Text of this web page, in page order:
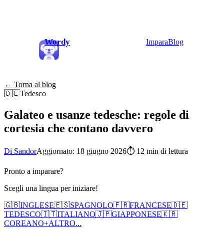
Wordy ImparaBlog
← Torna al blog
🇩🇪Tedesco
Galateo e usanze tedesche: regole di
cortesia che contano davvero
Di SandorAggiornato: 18 giugno 2026⏱ 12 min di lettura
Pronto a imparare?
Scegli una lingua per iniziare!
🇬🇧INGLESE🇪🇸SPAGNOLO🇫🇷FRANCESE🇩🇪
TEDESCO🇮🇹ITALIANO🇯🇵GIAPPONESE🇰🇷
COREANO+ALTRO...